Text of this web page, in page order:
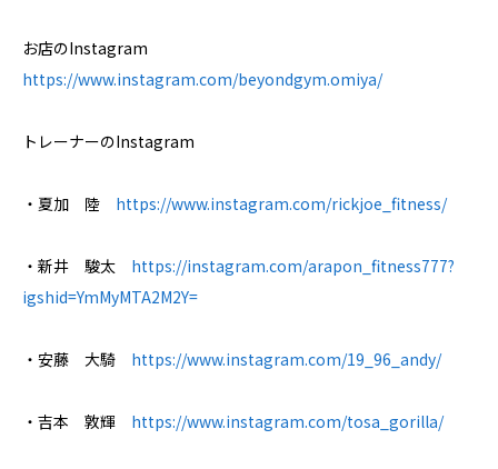
お店のInstagram
https://www.instagram.com/beyondgym.omiya/
トレーナーのInstagram
・夏加 陸 https://www.instagram.com/rickjoe_fitness/
・新井 駿太 https://instagram.com/arapon_fitness777?
igshid=YmMyMTA2M2Y=
・安藤 大騎 https://www.instagram.com/19_96_andy/
・吉本 敦輝 https://www.instagram.com/tosa_gorilla/